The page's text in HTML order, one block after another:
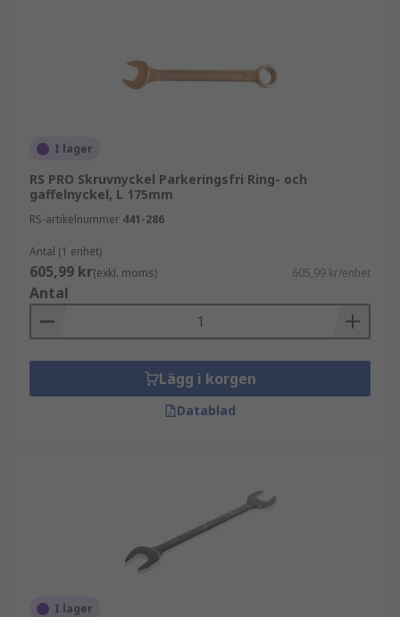
I lager
RS PRO Skruvnyckel Parkeringsfri Ring- och
gaffelnyckel, L 175mm
RS-artikelnummer 441-286
Antal (1 enhet)
605,99 kr(exkl. moms) 605,99 kr/enhet
Antal
Lägg i korgen
Datablad
I lager